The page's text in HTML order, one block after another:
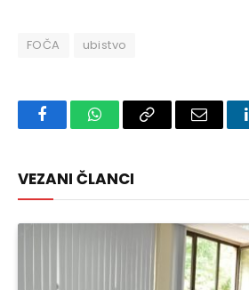
FOČA ubistvo
FacebookWhatsAppCopy
Email
VEZANI ČLANCI